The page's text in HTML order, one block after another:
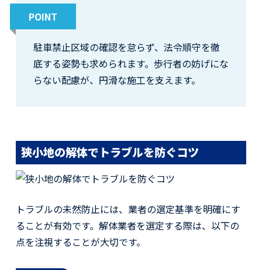
POINT
駐車禁止区域の確認を怠らず、法令順守を徹
底する姿勢も求められます。歩行者の妨げにな
らない配慮が、円滑な施工を支えます。
狭小地の解体でトラブルを防ぐコツ
トラブルの未然防止には、業者の選定基準を明確にす
ることが有効です。解体業者を選定する際は、以下の
点を注視することが大切です。